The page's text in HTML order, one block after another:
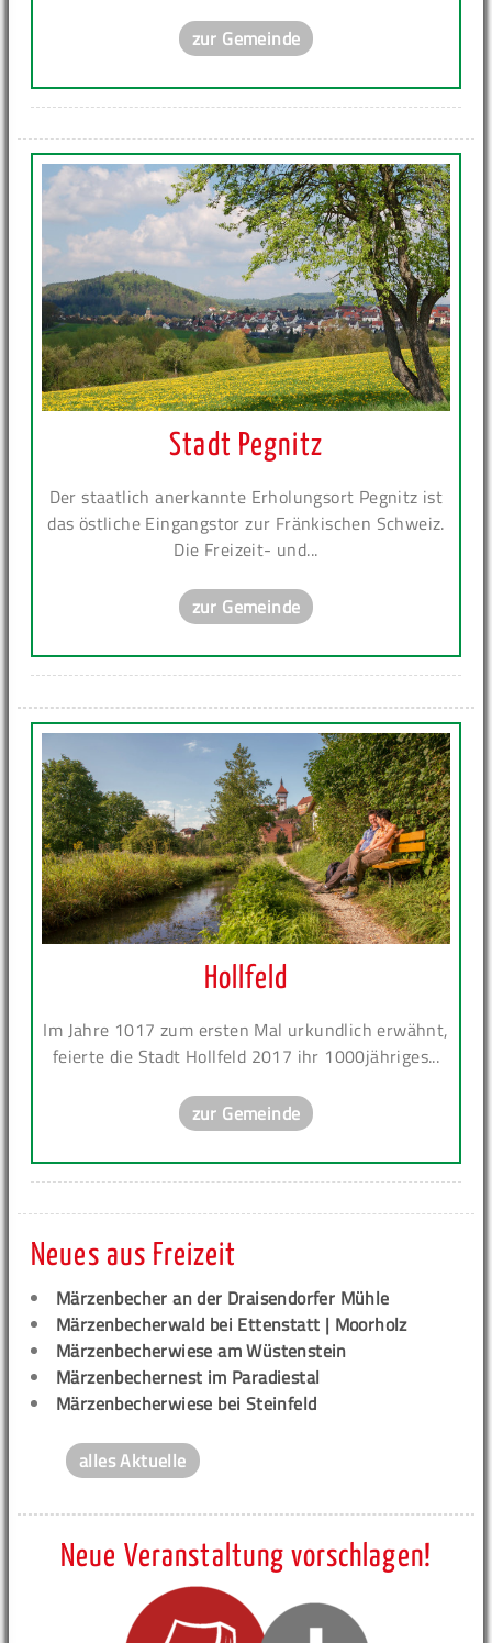
zur Gemeinde
Stadt Pegnitz
Der staatlich anerkannte Erholungsort Pegnitz ist
das östliche Eingangstor zur Fränkischen Schweiz.
Die Freizeit- und...
zur Gemeinde
Hollfeld
Im Jahre 1017 zum ersten Mal urkundlich erwähnt,
feierte die Stadt Hollfeld 2017 ihr 1000jähriges...
zur Gemeinde
Neues aus Freizeit
Märzenbecher an der Draisendorfer Mühle
Märzenbecherwald bei Ettenstatt | Moorholz
Märzenbecherwiese am Wüstenstein
Märzenbechernest im Paradiestal
Märzenbecherwiese bei Steinfeld
alles Aktuelle
Neue Veranstaltung vorschlagen!